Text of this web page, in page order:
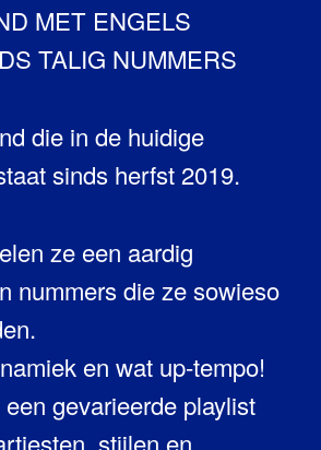
MET ENGELS
TALIG NUMMERS
die in de huidige
sinds herfst 2019.
ze een aardig
nummers die ze sowieso
en wat up-tempo!
gevarieerde playlist
stijlen en